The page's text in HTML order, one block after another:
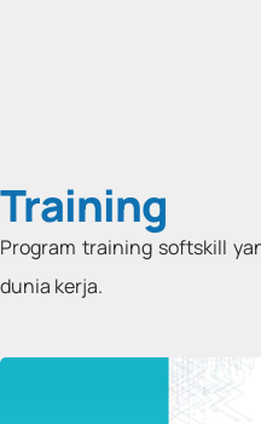
Training
Program training softskill
dunia kerja.